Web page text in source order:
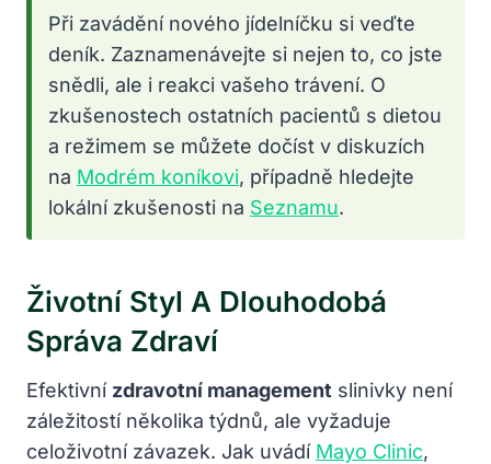
Při zavádění nového jídelníčku si veďte
deník. Zaznamenávejte si nejen to, co jste
snědli, ale i reakci vašeho trávení. O
zkušenostech ostatních pacientů s dietou
a režimem se můžete dočíst v diskuzích
na Modrém koníkovi, případně hledejte
lokální zkušenosti na Seznamu.
Životní Styl A Dlouhodobá
Správa Zdraví
Efektivní zdravotní management slinivky není
záležitostí několika týdnů, ale vyžaduje
celoživotní závazek. Jak uvádí Mayo Clinic,